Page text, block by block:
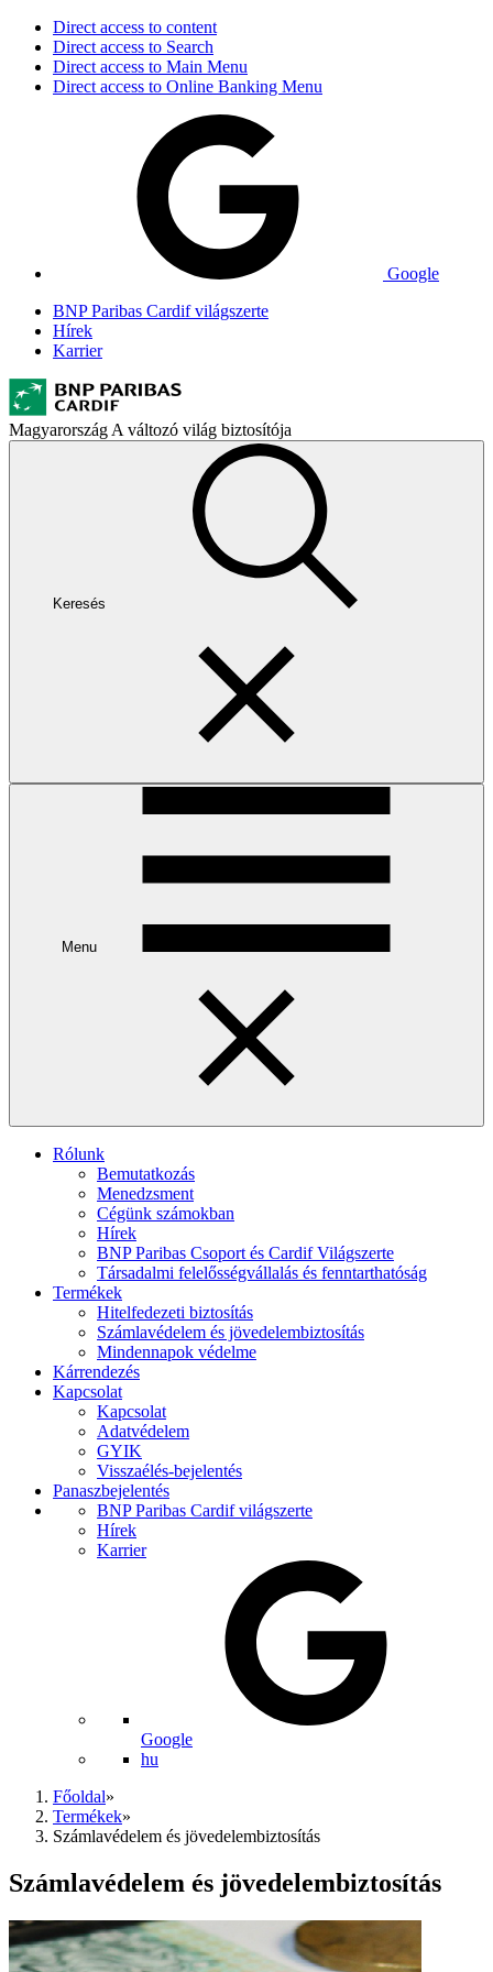
Direct access to content
Direct access to Search
Direct access to Main Menu
Direct access to Online Banking Menu
Google
BNP Paribas Cardif világszerte
Hírek
Karrier
Magyarország A változó világ biztosítója
Keresés
Menu
Rólunk
Bemutatkozás
Menedzsment
Cégünk számokban
Hírek
BNP Paribas Csoport és Cardif Világszerte
Társadalmi felelősségvállalás és fenntarthatóság
Termékek
Hitelfedezeti biztosítás
Számlavédelem és jövedelembiztosítás
Mindennapok védelme
Kárrendezés
Kapcsolat
Kapcsolat
Adatvédelem
GYIK
Visszaélés-bejelentés
Panaszbejelentés
BNP Paribas Cardif világszerte
Hírek
Karrier
Google
hu
Főoldal»
Termékek»
Számlavédelem és jövedelembiztosítás
Számlavédelem és jövedelembiztosítás